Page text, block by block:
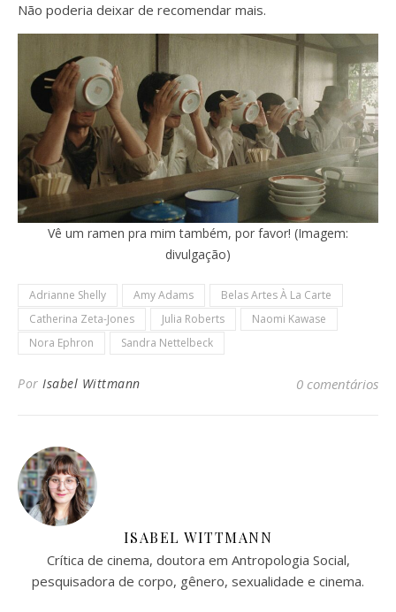
Não poderia deixar de recomendar mais.
Vê um ramen pra mim também, por favor! (Imagem:
divulgação)
Adrianne Shelly Amy Adams
Belas Artes À La Carte
Catherina Zeta-Jones
Julia Roberts
Naomi Kawase
Nora Ephron
Sandra Nettelbeck
Por Isabel Wittmann 0 comentários
ISABEL WITTMANN
Crítica de cinema, doutora em Antropologia Social,
pesquisadora de corpo, gênero, sexualidade e cinema.